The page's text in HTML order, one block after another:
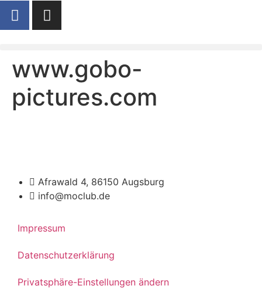
www.gobo-
pictures.com
Afrawald 4, 86150 Augsburg
info@moclub.de
Impressum
Datenschutzerklärung
Privatsphäre-Einstellungen ändern